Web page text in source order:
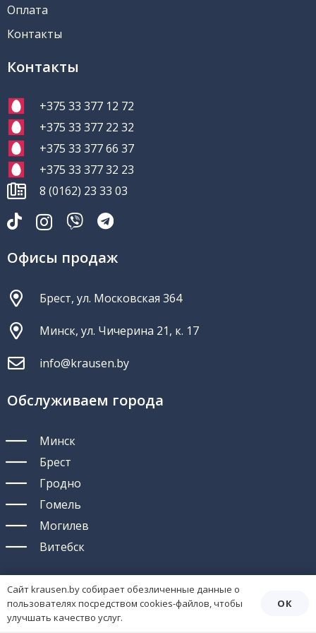
Оплата
Контакты
Контакты
+375 33 377 12 72
+375 33 377 22 32
+375 33 377 66 37
+375 33 377 32 23
8 (0162) 23 33 03
Офисы продаж
Брест, ул. Московская 364
Минск, ул. Чичерина 21, к. 17
info@krausen.by
Обслуживаем города
Минск
Брест
Гродно
Гомель
Могилев
Витебск
2026 © krausen.by | Регистрационный номер интернет-
Сайт krausen.by собирает обезличенные данные о
пользователях посредством cookies-файлов, чтобы
улучшать качество услуг.
ОК